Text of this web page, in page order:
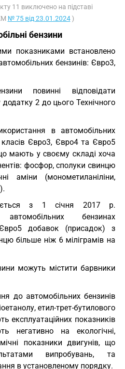
11 виключено на підставі
№ 75 від 23.01.2024)
бензини
показниками встановлено
бензинів: Євро3,
повинні відповідати
2 до цього Технічного
в автомобільних
класів Євро3, Євро4 та Євро5
мають у своєму складі хоча
фосфор, сполуки свинцю
аміни (монометиланіліни,
з 1 січня 2017 р.
бензинах
добавок (присадок) з
більше ніж 6 міліграмів на
можуть містити барвники
до автомобільних бензинів
етил-трет-бутилового
експлуатаційних показників
негативно на екологічні,
показники двигунів, що
випробувань, та
в установленому порядку.